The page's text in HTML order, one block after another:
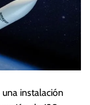
instalación